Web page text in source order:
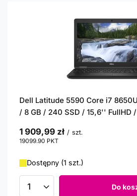
Dell Latitude 5590 Core i7
/ 8 GB / 240 SSD / 15,6'' FullHD /
1 909,99 zł / szt.
19099.90 PKT
Dostępny (1 szt.)
Ilość produktów Do